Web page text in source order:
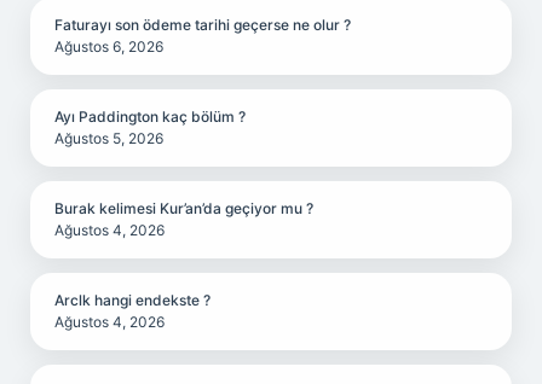
Faturayı son ödeme tarihi geçerse ne olur ?
Ağustos 6, 2026
Ayı Paddington kaç bölüm ?
Ağustos 5, 2026
Burak kelimesi Kur’an’da geçiyor mu ?
Ağustos 4, 2026
Arclk hangi endekste ?
Ağustos 4, 2026